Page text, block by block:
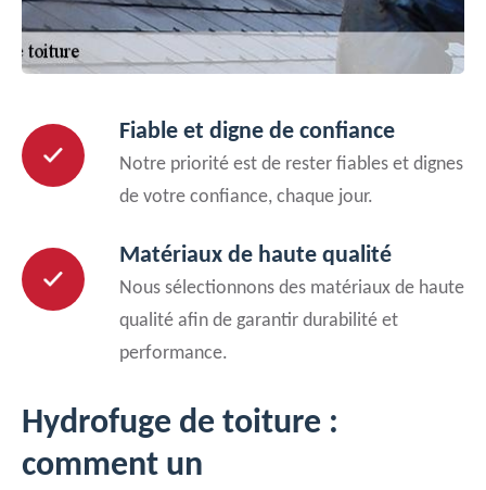
Fiable et digne de confiance
Notre priorité est de rester fiables et dignes
de votre confiance, chaque jour.
Matériaux de haute qualité
Nous sélectionnons des matériaux de haute
qualité afin de garantir durabilité et
performance.
Hydrofuge de toiture :
comment un